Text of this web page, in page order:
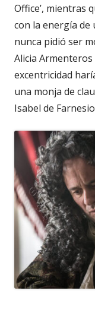
Office’, mientras
con la energía de
nunca pidió ser
Alicia Armenteros
excentricidad
una monja de
Isabel de